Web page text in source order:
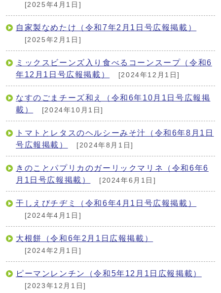
[2025年4月1日]
自家製なめたけ（令和7年2月1日号広報掲載）
[2025年2月1日]
ミックスビーンズ入り食べるコーンスープ（令和6
年12月1日号広報掲載）
[2024年12月1日]
なすのごまチーズ和え（令和6年10月1日号広報掲
載）
[2024年10月1日]
トマトとレタスのヘルシーみそ汁（令和6年8月1日
号広報掲載）
[2024年8月1日]
きのことパプリカのガーリックマリネ（令和6年6
月1日号広報掲載）
[2024年6月1日]
干しえびチヂミ（令和6年4月1日号広報掲載）
[2024年4月1日]
大根餅（令和6年2月1日広報掲載）
[2024年2月1日]
ピーマンレンチン（令和5年12月1日広報掲載）
[2023年12月1日]